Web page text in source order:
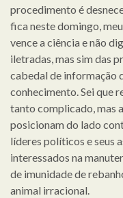
procedimento é
fica neste domingo,
vence a ciência e não
iletradas, mas sim das
cabedal de informação
conhecimento. Sei que
tanto complicado, mas
posicionam do lado
líderes políticos e seus
interessados na
de imunidade de
animal irracional.